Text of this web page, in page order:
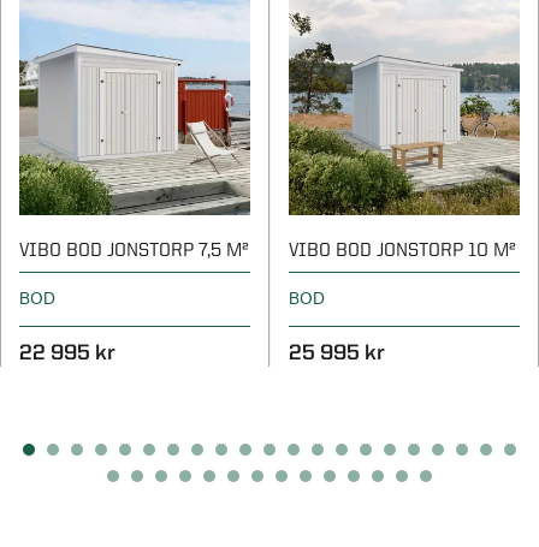
VIBO BOD JONSTORP 7,5 M²
BOD
22 995 kr
VIBO BOD JONSTORP 10 M²
BOD
25 995 kr